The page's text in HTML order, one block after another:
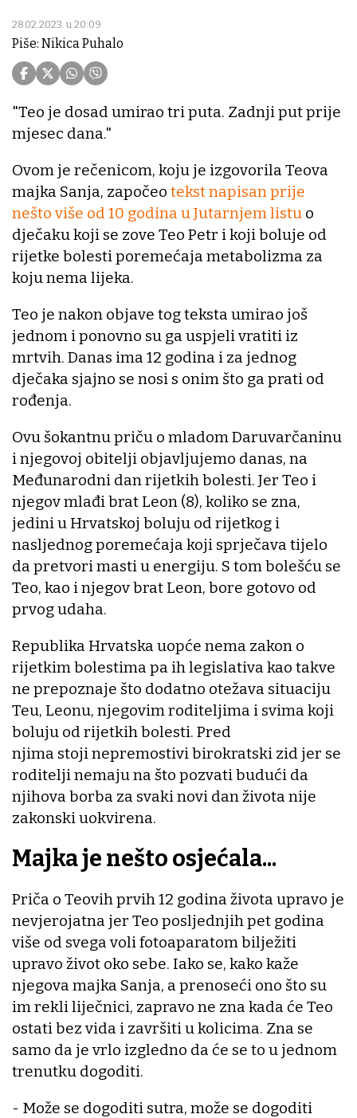
28.02.2023. u 20:09
Piše: Nikica Puhalo
"Teo je dosad umirao tri puta. Zadnji put prije
mjesec dana."
Ovom je rečenicom, koju je izgovorila Teova
majka Sanja, započeo tekst napisan prije
nešto više od 10 godina u Jutarnjem listu o
dječaku koji se zove Teo Petr i koji boluje od
rijetke bolesti poremećaja metabolizma za
koju nema lijeka.
Teo je nakon objave tog teksta umirao još
jednom i ponovno su ga uspjeli vratiti iz
mrtvih. Danas ima 12 godina i za jednog
dječaka sjajno se nosi s onim što ga prati od
rođenja.
Ovu šokantnu priču o mladom Daruvarčaninu
i njegovoj obitelji objavljujemo danas, na
Međunarodni dan rijetkih bolesti. Jer Teo i
njegov mlađi brat Leon (8), koliko se zna,
jedini u Hrvatskoj boluju od rijetkog i
nasljednog poremećaja koji sprječava tijelo
da pretvori masti u energiju. S tom bolešću se
Teo, kao i njegov brat Leon, bore gotovo od
prvog udaha.
Republika Hrvatska uopće nema zakon o
rijetkim bolestima pa ih legislativa kao takve
ne prepoznaje što dodatno otežava situaciju
Teu, Leonu, njegovim roditeljima i svima koji
boluju od rijetkih bolesti. Pred
njima stoji nepremostivi birokratski zid jer se
roditelji nemaju na što pozvati budući da
njihova borba za svaki novi dan života nije
zakonski uokvirena.
Majka je nešto osjećala...
Priča o Teovih prvih 12 godina života upravo je
nevjerojatna jer Teo posljednjih pet godina
više od svega voli fotoaparatom bilježiti
upravo život oko sebe. Iako se, kako kaže
njegova majka Sanja, a prenoseći ono što su
im rekli liječnici, zapravo ne zna kada će Teo
ostati bez vida i završiti u kolicima. Zna se
samo da je vrlo izgledno da će se to u jednom
trenutku dogoditi.
- Može se dogoditi sutra, može se dogoditi